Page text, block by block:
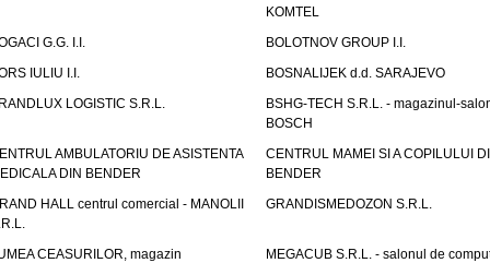
KOMTEL
G.G. I.I.
BOLOTNOV GROUP I.I.
IULIU I.I.
BOSNALIJEK d.d. SARAJEVO
LOGISTIC S.R.L.
BSHG-TECH S.R.L. - magazinul-
BOSCH
AMBULATORIU DE ASISTENTA
DIN BENDER
CENTRUL MAMEI SI A COPILULUI
BENDER
HALL centrul comercial - MANOLII
GRANDISMEDOZON S.R.L.
CEASURILOR, magazin
MEGACUB S.R.L. - salonul de